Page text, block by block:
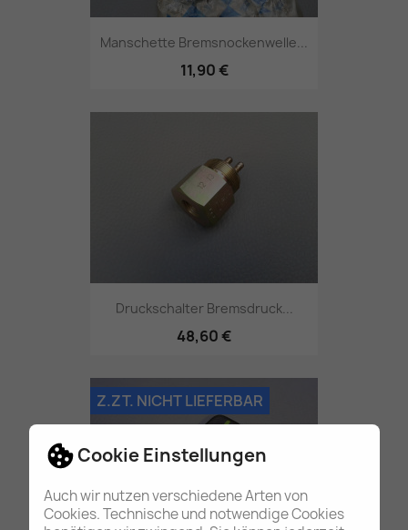
Cookie Einstellungen
Auch wir nutzen verschiedene Arten von
Cookies. Technische und notwendige Cookies
Manschette Bremsnockenwelle...
11,90 €
Druckschalter Bremsdruck...
48,60 €
Z.ZT. NICHT LIEFERBAR